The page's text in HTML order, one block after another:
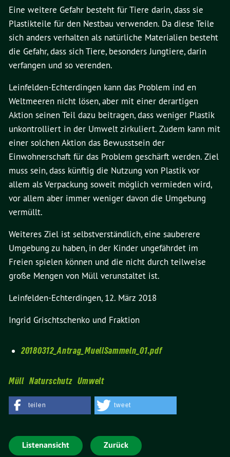
Eine weitere Gefahr besteht für Tiere darin, dass sie
Plastikteile für den Nestbau verwenden. Da diese Teile
sich anders verhalten als natürliche Materialien besteht
die Gefahr, dass sich Tiere, besonders Jungtiere, darin
verfangen und so verenden.
Leinfelden-Echterdingen kann das Problem ind en
Weltmeeren nicht lösen, aber mit einer derartigen
Aktion seinen Teil dazu beitragen, dass weniger Plastik
unkontrolliert in der Umwelt zirkuliert. Zudem kann mit
einer solchen Aktion das Bewusstsein der
Einwohnerschaft für das Problem geschärft werden. Ziel
muss sein, dass künftig die Nutzung von Plastik vor
allem als Verpackung soweit möglich vermieden wird,
vor allem aber immer weniger davon die Umgebung
vermüllt.
Weiteres Ziel ist selbstverständlich, eine sauberere
Umgebung zu haben, in der Kinder ungefährdet im
Freien spielen können und die nicht durch teilweise
große Mengen von Müll verunstaltet ist.
Leinfelden-Echterdingen, 12. März 2018
Ingrid Grischtschenko und Fraktion
20180312_Antrag_MuellSammeln_01.pdf
Müll Naturschutz Umwelt
teilen tweet
Listenansicht Zurück